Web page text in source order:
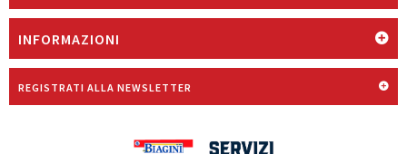
INFORMAZIONI
REGISTRATI ALLA NEWSLETTER